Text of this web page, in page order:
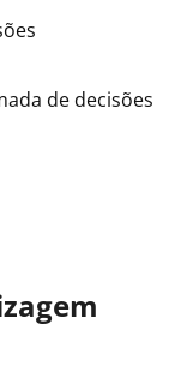
de decisões